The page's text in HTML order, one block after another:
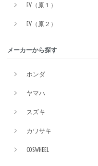
EV（原１）
EV（原２）
メーカーから探す
ホンダ
ヤマハ
スズキ
カワサキ
COSWHEEL